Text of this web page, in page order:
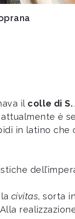
il colle di S.
è
in latino che
lacivitas, sorta